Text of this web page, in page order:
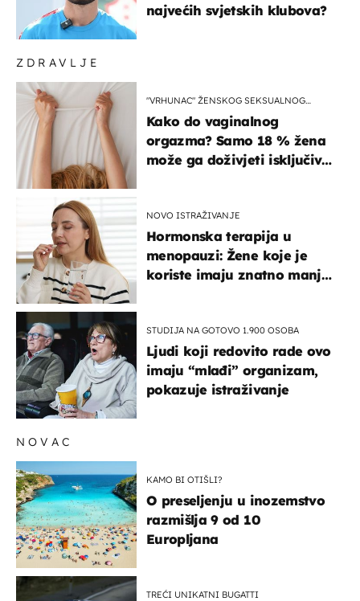
ZDRAVLJE
"VRHUNAC" ŽENSKOG SEKSUALNOG
Kako do vaginalnog
orgazma? Samo 18 % žena
može ga doživjeti isključivo
NOVO ISTRAŽIVANJE
Hormonska terapija u
menopauzi: Žene koje je
koriste imaju znatno manji
STUDIJA NA GOTOVO 1.900 OSOBA
Ljudi koji redovito rade ovo
imaju “mlađi” organizam,
pokazuje istraživanje
najvećih svjetskih klubova?
NOVAC
KAMO BI OTIŠLI?
O preseljenju u inozemstvo
razmišlja 9 od 10
Europljana
TREĆI UNIKATNI BUGATTI